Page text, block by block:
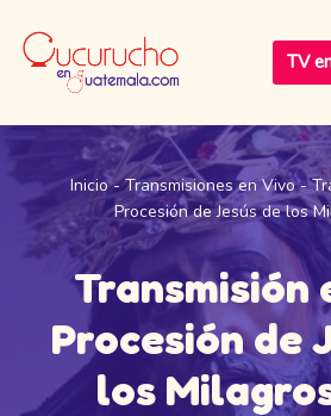
Saltar
contenido
TV
Inicio-Transmisiones en Vivo-
Procesión de Jesús de los
Transmisión
Procesión de
los